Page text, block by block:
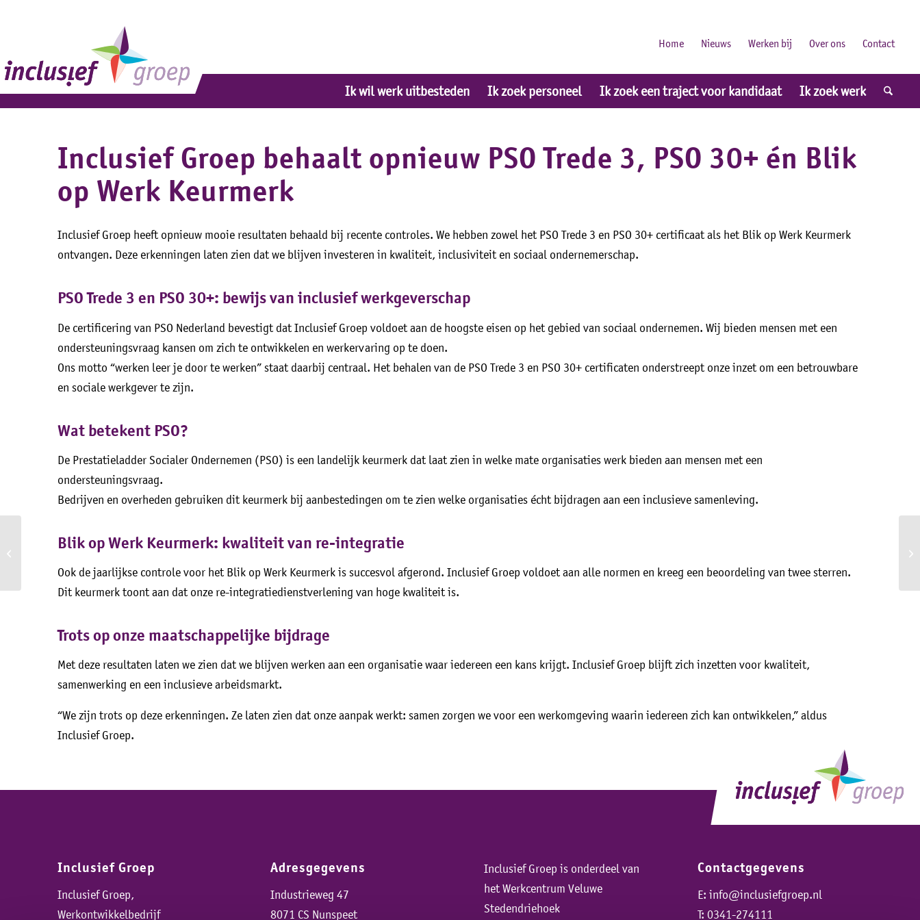
Home Nieuws Werken bij Over ons Contact
Ik wil werk uitbesteden Ik zoek personeel Ik zoek een traject voor kandidaat Ik zoek werk
Inclusief Groep behaalt opnieuw PSO Trede 3, PSO 30+ én Blik
op Werk Keurmerk
Inclusief Groep heeft opnieuw mooie resultaten behaald bij recente controles. We hebben zowel het PSO Trede 3 en PSO 30+ certificaat als het Blik op Werk Keurmerk
ontvangen. Deze erkenningen laten zien dat we blijven investeren in kwaliteit, inclusiviteit en sociaal ondernemerschap.
PSO Trede 3 en PSO 30+: bewijs van inclusief werkgeverschap
De certificering van PSO Nederland bevestigt dat Inclusief Groep voldoet aan de hoogste eisen op het gebied van sociaal ondernemen. Wij bieden mensen met een
ondersteuningsvraag kansen om zich te ontwikkelen en werkervaring op te doen.
Ons motto “werken leer je door te werken” staat daarbij centraal. Het behalen van de PSO Trede 3 en PSO 30+ certificaten onderstreept onze inzet om een betrouwbare
en sociale werkgever te zijn.
Wat betekent PSO?
De Prestatieladder Socialer Ondernemen (PSO) is een landelijk keurmerk dat laat zien in welke mate organisaties werk bieden aan mensen met een
ondersteuningsvraag.
Bedrijven en overheden gebruiken dit keurmerk bij aanbestedingen om te zien welke organisaties écht bijdragen aan een inclusieve samenleving.
Blik op Werk Keurmerk: kwaliteit van re-integratie
Ook de jaarlijkse controle voor het Blik op Werk Keurmerk is succesvol afgerond. Inclusief Groep voldoet aan alle normen en kreeg een beoordeling van twee sterren.
Dit keurmerk toont aan dat onze re-integratiedienstverlening van hoge kwaliteit is.
Trots op onze maatschappelijke bijdrage
Met deze resultaten laten we zien dat we blijven werken aan een organisatie waar iedereen een kans krijgt. Inclusief Groep blijft zich inzetten voor kwaliteit,
samenwerking en een inclusieve arbeidsmarkt.
“We zijn trots op deze erkenningen. Ze laten zien dat onze aanpak werkt: samen zorgen we voor een werkomgeving waarin iedereen zich kan ontwikkelen,” aldus
Inclusief Groep.
Inclusief Groep
Inclusief Groep,
Werkontwikkelbedrijf
Adresgegevens
Industrieweg 47
8071 CS Nunspeet
Inclusief Groep is onderdeel van
het Werkcentrum Veluwe
Stedendriehoek
Contactgegevens
E:info@inclusiefgroep.nl
T:0341-274111
succes: jongere uit Elspeet